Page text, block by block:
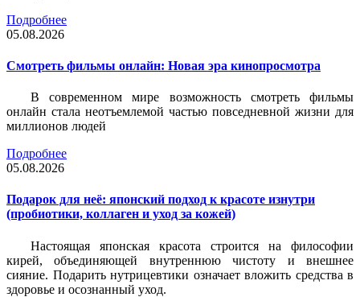
Подробнее
05.08.2026
Смотреть фильмы онлайн: Новая эра кинопросмотра
В современном мире возможность смотреть фильмы
онлайн стала неотъемлемой частью повседневной жизни для
миллионов людей
Подробнее
05.08.2026
Подарок для неё: японский подход к красоте изнутри
(пробиотики, коллаген и уход за кожей)
Настоящая японская красота строится на философии
кирей, объединяющей внутреннюю чистоту и внешнее
сияние. Подарить нутрицевтики означает вложить средства в
здоровье и осознанный уход.